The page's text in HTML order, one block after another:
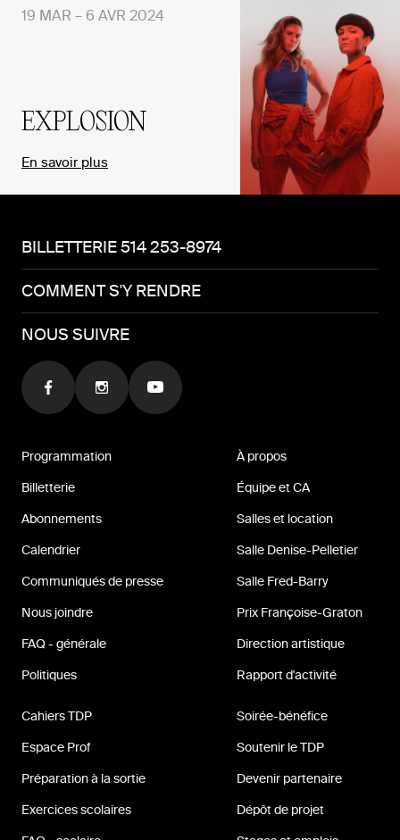
EXPLOSION
19 MAR – 6 AVR 2024
En savoir plus
BILLETTERIE 514 253-8974
COMMENT S'Y RENDRE
NOUS SUIVRE
Programmation
Billetterie
Abonnements
Calendrier
Communiqués de presse
Nous joindre
FAQ - générale
Politiques
À propos
Équipe et CA
Salles et location
Salle Denise-Pelletier
Salle Fred-Barry
Prix Françoise-Graton
Direction artistique
Rapport d'activité
Cahiers TDP
Espace Prof
Préparation à la sortie
Exercices scolaires
Soirée-bénéfice
Soutenir le TDP
Devenir partenaire
Dépôt de projet